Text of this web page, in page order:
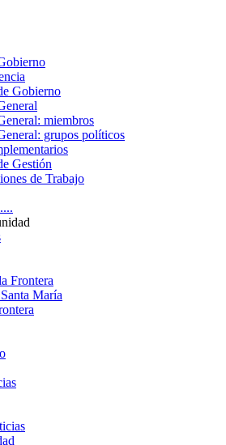
Gobierno
miembros
grupos políticos
Gestión
de Trabajo
Frontera
María